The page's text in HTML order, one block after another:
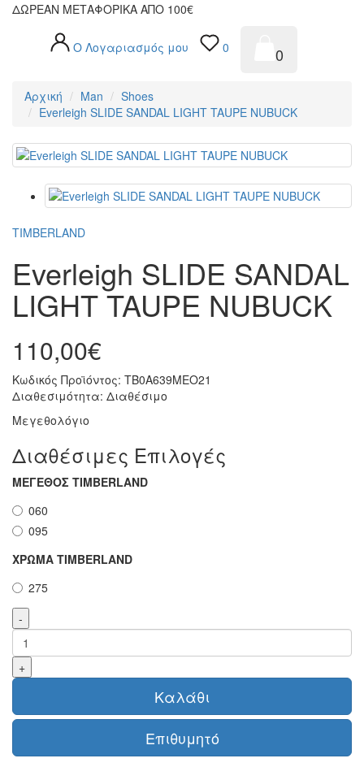
ΔΩΡΕΑΝ ΜΕΤΑΦΟΡΙΚΑ ΑΠΟ 100€
Ο Λογαριασμός μου 0 0
Αρχική Man
Shoes
Everleigh SLIDE SANDAL LIGHT TAUPE NUBUCK
TIMBERLAND
Everleigh SLIDE SANDAL
LIGHT TAUPE NUBUCK
110,00€
Κωδικός Προϊόντος: TB0A639MEO21
Διαθεσιμότητα: Διαθέσιμο
Μεγεθολόγιο
Διαθέσιμες Επιλογές
ΜΕΓΕΘΟΣ TIMBERLAND
060
095
ΧΡΩΜΑ ΤIMBERLAND
275
-
+
Καλάθι
Επιθυμητό